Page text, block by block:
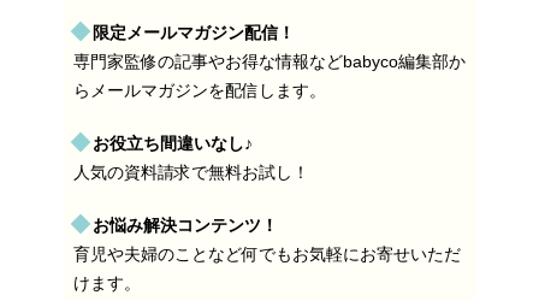
限定メールマガジン配信！
専門家監修の記事やお得な情報などbabyco編集部か
らメールマガジンを配信します。
お役立ち間違いなし♪
人気の資料請求で無料お試し！
お悩み解決コンテンツ！
育児や夫婦のことなど何でもお気軽にお寄せいただ
けます。